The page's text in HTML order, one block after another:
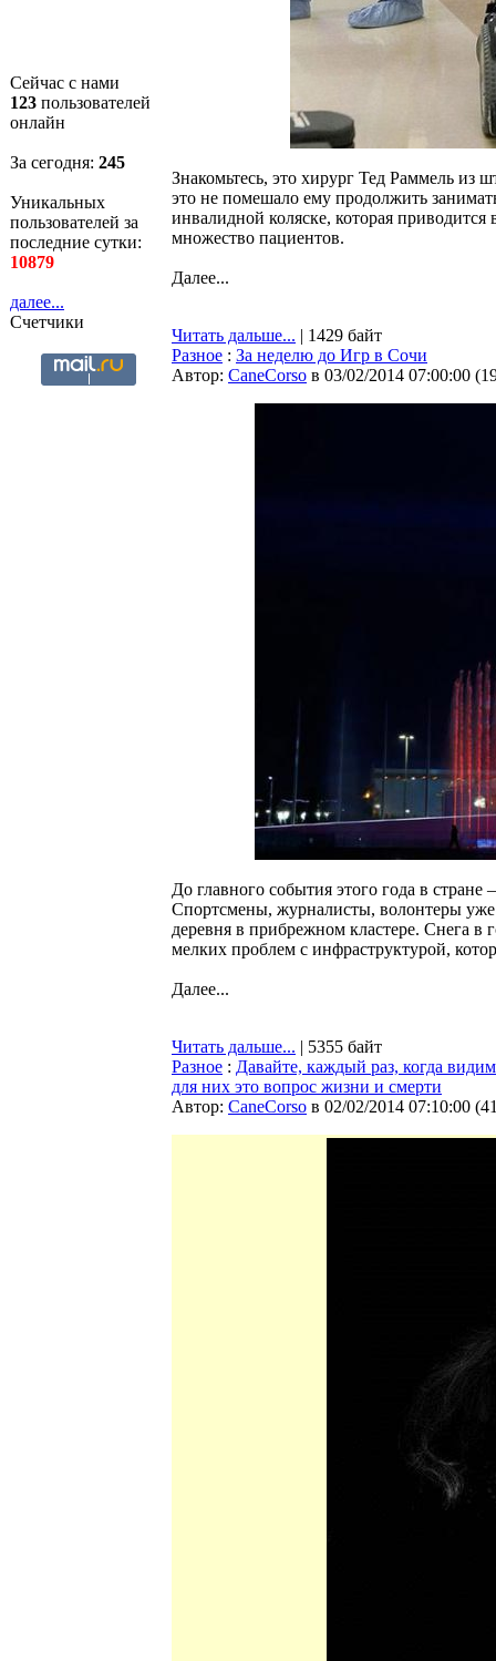
Сейчас с нами
123 пользователей
онлайн
За сегодня: 245
Уникальных
пользователей за
последние сутки:
10879
далее...
Счетчики
Знакомьтесь, это хирург Тед Раммель
это не помешало ему продолжить
инвалидной коляске, которая
множество пациентов.
Далее...
Читать дальше... | 1429 байт
Разное : За неделю до Игр в Сочи
Автор: CaneCorso в 03/02/2014 07:00:00 (
До главного события этого года в
Спортсмены, журналисты, волонтеры
деревня в прибрежном кластере. Снега
мелких проблем с инфраструктурой,
Далее...
Читать дальше... | 5355 байт
Разное : Давайте, каждый раз, когда
для них это вопрос жизни и смерти
Автор: CaneCorso в 02/02/2014 07:10:00 (